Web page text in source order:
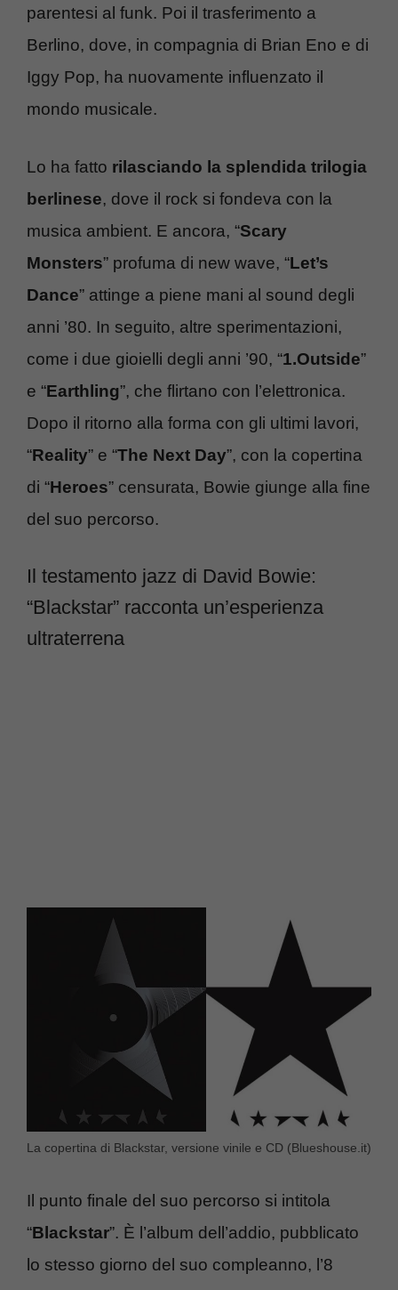
parentesi al funk. Poi il trasferimento a
Berlino, dove, in compagnia di Brian Eno e di
Iggy Pop, ha nuovamente influenzato il
mondo musicale.
Lo ha fatto rilasciando la splendida trilogia
berlinese, dove il rock si fondeva con la
musica ambient. E ancora, “Scary
Monsters” profuma di new wave, “Let’s
Dance” attinge a piene mani al sound degli
anni ’80. In seguito, altre sperimentazioni,
come i due gioielli degli anni ’90, “1.Outside”
e “Earthling”, che flirtano con l’elettronica.
Dopo il ritorno alla forma con gli ultimi lavori,
“Reality” e “The Next Day”, con la copertina
di “Heroes” censurata, Bowie giunge alla fine
del suo percorso.
Il testamento jazz di David Bowie:
“Blackstar” racconta un’esperienza
ultraterrena
La copertina di Blackstar, versione vinile e CD (Blueshouse.it)
Il punto finale del suo percorso si intitola
“Blackstar”. È l’album dell’addio, pubblicato
lo stesso giorno del suo compleanno, l’8